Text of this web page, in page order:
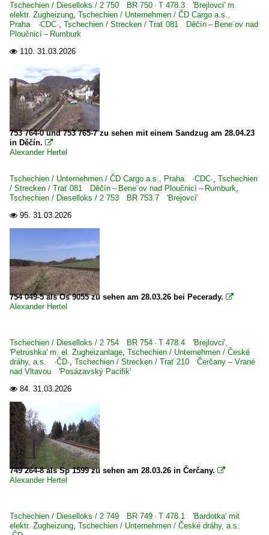
BR 5 170 ·Vectron DC·
Unternehmen
Polskie Koleje Państwowe S.A. ·PKP·
Schweden
Dampfloks
Schweiz
E-Loks | 91 85
4 482 Re 482 ·SBB· Traxx AC1/2
Slowakei
Dieselloks
E-Loks | Gleichstrom
7 131 BR 131 Doppellok
Tschechien
Dampfloks
BR 354.1 · kkStB 629
BR 423.0 'Velký Býček'
BR 464.2 'Rosnička'
BR 475.1 'Slechtična' ('Gräfin')
Tschechien / Dieselloks / 2 750 BR 750 · T 478.3 'Brejlovci' m.
elektr. Zugheizung, Tschechien / Unternehmen / ČD Cargo a.s.,
Praha ·CDC·, Tschechien / Strecken / Trať 081 Děčín – Bene¨ov nad
Ploučnicí – Rumburk
 110. 31.03.2026
753 764-0 und 753 765-7 zu sehen mit einem Sandzug am 28.04.23
in Děčín. 
Alexander Hertel
Tschechien / Unternehmen / ČD Cargo a.s., Praha ·CDC·, Tschechien
/ Strecken / Trať 081 Děčín – Bene¨ov nad Ploučnicí – Rumburk,
Tschechien / Dieselloks / 2 753 BR 753.7 'Brejovci'
 95. 31.03.2026
754 049-5 als Os 9055 zu sehen am 28.03.26 bei Pecerady. 
Alexander Hertel
Tschechien / Dieselloks / 2 754 BR 754 · T 478.4 'Brejlovci',
'Petrushka' m. el. Zugheizanlage, Tschechien / Unternehmen / České
dráhy, a.s. ·ČD·, Tschechien / Strecken / Trať 210 Čerčany – Vrané
nad Vltavou 'Posázavský Pacifik'
 84. 31.03.2026
749 264-8 als Sp 1599 zu sehen am 28.03.26 in Čerčany. 
Alexander Hertel
Tschechien / Dieselloks / 2 749 BR 749 · T 478.1 'Bardotka' mit
elektr. Zugheizung, Tschechien / Unternehmen / České dráhy, a.s.